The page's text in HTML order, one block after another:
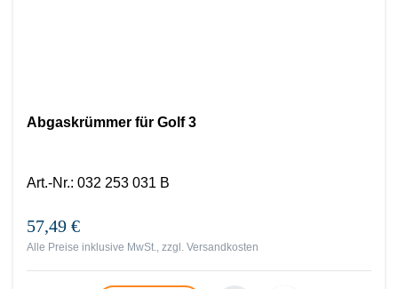
Abgaskrümmer für Golf 3
Art.-Nr.: 032 253 031 B
57,49 €
Alle Preise inklusive MwSt., zzgl. Versandkosten